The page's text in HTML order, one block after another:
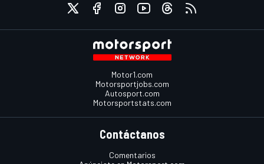
Motor1.com
Motorsportjobs.com
Autosport.com
Motorsportstats.com
Contáctanos
Comentarios